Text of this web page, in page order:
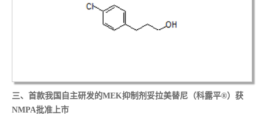
三、 首款我国自主研发的MEK抑制剂妥拉美替尼（科露平®）获
NMPA批准上市